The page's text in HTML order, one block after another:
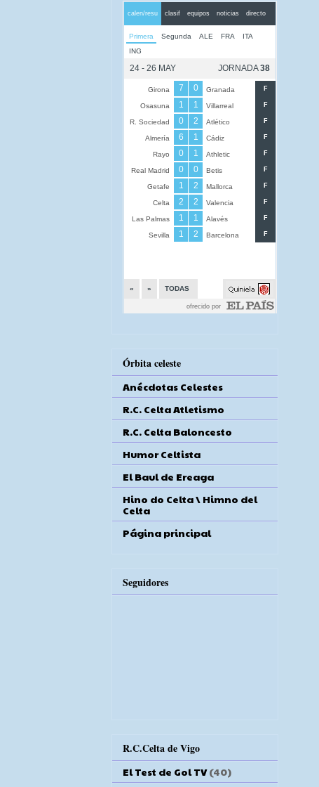
Órbita celeste
Anécdotas Celestes
R.C. Celta Atletismo
R.C. Celta Baloncesto
Humor Celtista
El Baul de Ereaga
Hino do Celta \ Himno del
Celta
Página principal
Seguidores
R.C.Celta de Vigo
El Test de Gol TV (40)